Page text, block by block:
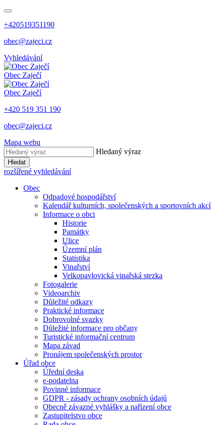
+420519351190
obec@zajeci.cz
Vyhledávání
Obec Zaječí
Obec Zaječí
+420 519 351 190
obec@zajeci.cz
Mapa webu
Hledaný výraz
Hledat
rozšířené vyhledávání
Obec
Odpadové hospodářství
Kalendář kulturních, společenských a sportovních akcí
Informace o obci
Historie
Památky
Ulice
Územní plán
Statistika
Vinařství
Velkopavlovická vinařská stezka
Fotogalerie
Videoarchiv
Důležité odkazy
Praktické informace
Dobrovolné svazky
Důležité informace pro občany
Turistické informační centrum
Mapa závad
Pronájem společenských prostor
Úřad obce
Úřední deska
e-podatelna
Povinné informace
GDPR - zásady ochrany osobních údajů
Obecně závazné vyhlášky a nařízení obce
Zastupitelstvo obce